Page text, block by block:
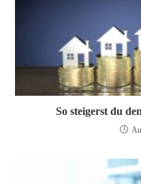
So steigerst du